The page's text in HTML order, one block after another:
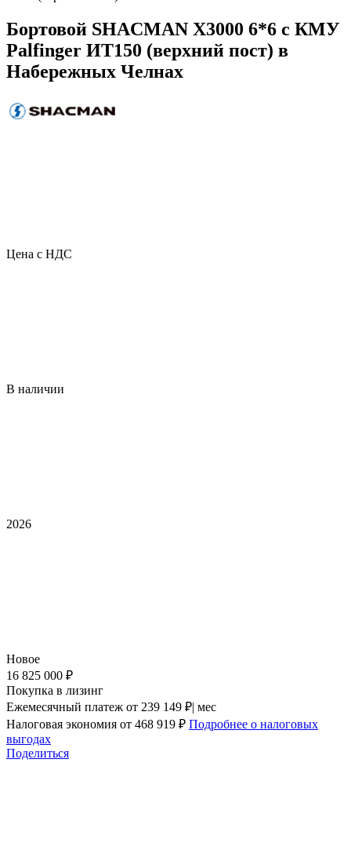
Бортовой SHACMAN X3000 6*6 с КМУ
Palfinger ИТ150 (верхний пост) в
Набережных Челнах
Цена с НДС
В наличии
2026
Новое
16 825 000 ₽
Покупка в лизинг
Ежемесячный платеж от 239 149 ₽| мес
Налоговая экономия от 468 919 ₽ Подробнее о налоговых
выгодах
Поделиться